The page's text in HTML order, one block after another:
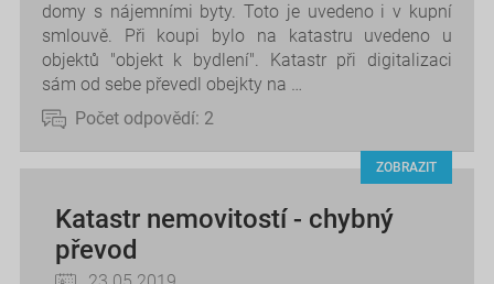
domy s nájemními byty. Toto je uvedeno i v kupní
smlouvě. Při koupi bylo na katastru uvedeno u
objektů "objekt k bydlení". Katastr při digitalizaci
sám od sebe převedl obejkty na …
Počet odpovědí: 2
ZOBRAZIT
Katastr nemovitostí - chybný
převod